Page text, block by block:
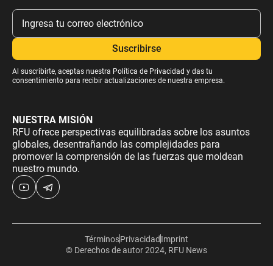
Al suscribirte, aceptas nuestra Política de Privacidad y das tu
consentimiento para recibir actualizaciones de nuestra empresa.
NUESTRA MISIÓN
RFU ofrece perspectivas equilibradas sobre los asuntos
globales, desentrañando las complejidades para
promover la comprensión de las fuerzas que moldean
nuestro mundo.
© Derechos de autor 2024, RFU News
TérminosPrivacidadImprint